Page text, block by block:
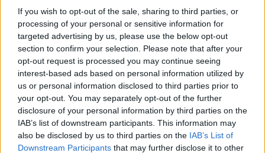
If you wish to opt-out of the sale, sharing to third parties, or
processing of your personal or sensitive information for
targeted advertising by us, please use the below opt-out
section to confirm your selection. Please note that after your
opt-out request is processed you may continue seeing
interest-based ads based on personal information utilized by
us or personal information disclosed to third parties prior to
your opt-out. You may separately opt-out of the further
disclosure of your personal information by third parties on the
IAB’s list of downstream participants. This information may
also be disclosed by us to third parties on the IAB’s List of
Downstream Participants that may further disclose it to other
pedig a Vörös Khmer uralma alatt elkövetett
gyilkosságokra derít fényt az elkövetőket és
a felelősöket megszólaltató
dokumentumfilmjében.